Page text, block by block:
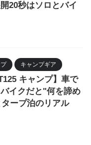
20秒はソロとバイ
キャンプギア
キャンプ】車で
イクだと"何を諦め
ープ泊のリアル